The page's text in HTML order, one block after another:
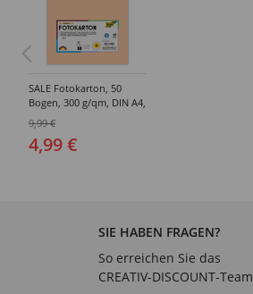
SALE Fotokarton, 50
Bogen, 300 g/qm, DIN A4,
Apricose
9,99 €
4,99 €
SIE HABEN FRAGEN?
So erreichen Sie das
CREATIV-DISCOUNT-Team